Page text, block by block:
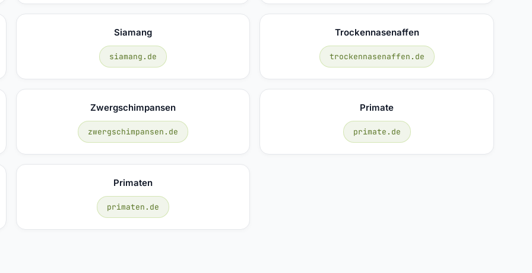
Siamang
siamang.de
Trockennasenaffen
trockennasenaffen.de
Zwergschimpansen
zwergschimpansen.de
Primate
primate.de
Primaten
primaten.de